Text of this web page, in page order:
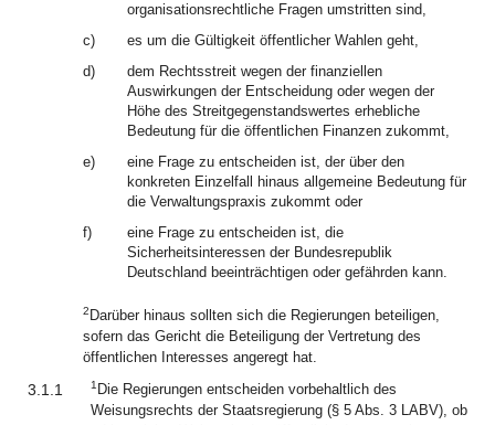
organisationsrechtliche Fragen umstritten sind,
c)
es um die Gültigkeit öffentlicher Wahlen geht,
d)
dem Rechtsstreit wegen der finanziellen
Auswirkungen der Entscheidung oder wegen der
Höhe des Streitgegenstandswertes erhebliche
Bedeutung für die öffentlichen Finanzen zukommt,
e)
eine Frage zu entscheiden ist, der über den
konkreten Einzelfall hinaus allgemeine Bedeutung für
die Verwaltungspraxis zukommt oder
f)
eine Frage zu entscheiden ist, die
Sicherheitsinteressen der Bundesrepublik
Deutschland beeinträchtigen oder gefährden kann.
2 Darüber hinaus sollten sich die Regierungen beteiligen,
sofern das Gericht die Beteiligung der Vertretung des
öffentlichen Interesses angeregt hat.
3.1.1 1 Die Regierungen entscheiden vorbehaltlich des
Weisungsrechts der Staatsregierung (§ 5 Abs. 3 LABV), ob